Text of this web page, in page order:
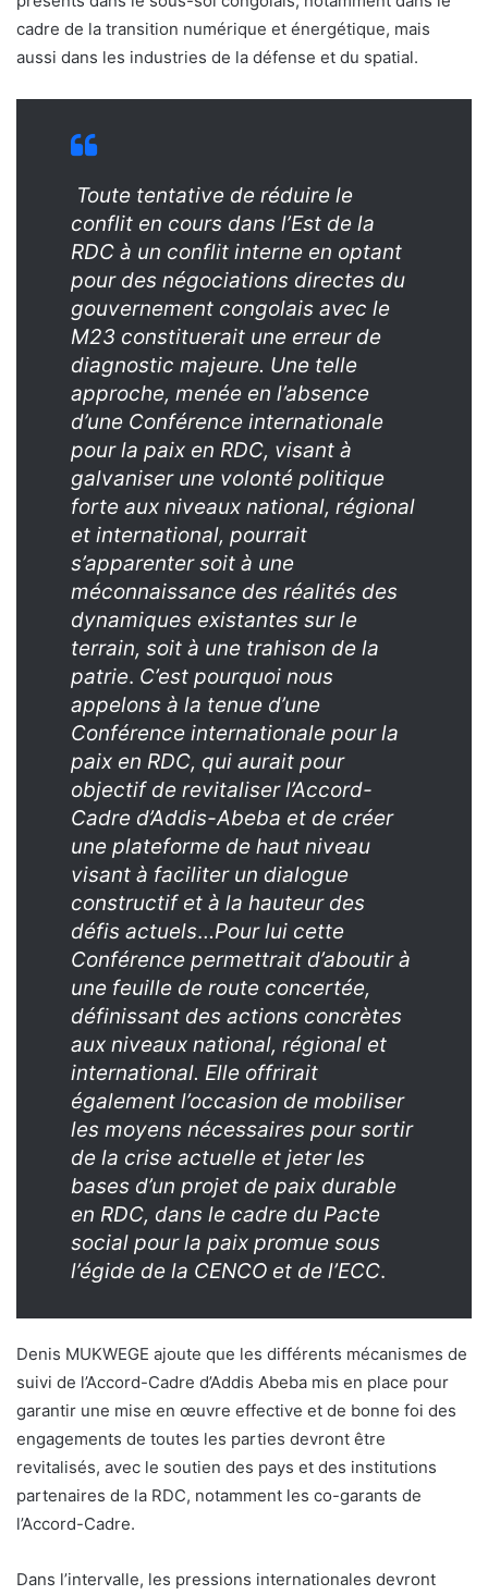
cadre de la transition numérique et énergétique, mais
aussi dans les industries de la défense et du spatial.
Toute tentative de réduire le
conflit en cours dans l’Est de la
RDC à un conflit interne en optant
pour des négociations directes du
gouvernement congolais avec le
M23 constituerait une erreur de
diagnostic majeure. Une telle
approche, menée en l’absence
d’une Conférence internationale
pour la paix en RDC, visant à
galvaniser une volonté politique
forte aux niveaux national, régional
et international, pourrait
s’apparenter soit à une
méconnaissance des réalités des
dynamiques existantes sur le
terrain, soit à une trahison de la
patrie. C’est pourquoi nous
appelons à la tenue d’une
Conférence internationale pour la
paix en RDC, qui aurait pour
objectif de revitaliser l’Accord-
Cadre d’Addis-Abeba et de créer
une plateforme de haut niveau
visant à faciliter un dialogue
constructif et à la hauteur des
défis actuels…Pour lui cette
Conférence permettrait d’aboutir à
une feuille de route concertée,
définissant des actions concrètes
aux niveaux national, régional et
international. Elle offrirait
également l’occasion de mobiliser
les moyens nécessaires pour sortir
de la crise actuelle et jeter les
bases d’un projet de paix durable
en RDC, dans le cadre du Pacte
social pour la paix promue sous
l’égide de la CENCO et de l’ECC.
Denis MUKWEGE ajoute que les différents mécanismes de
suivi de l’Accord-Cadre d’Addis Abeba mis en place pour
garantir une mise en œuvre effective et de bonne foi des
engagements de toutes les parties devront être
revitalisés, avec le soutien des pays et des institutions
partenaires de la RDC, notamment les co-garants de
l’Accord-Cadre.
Dans l’intervalle, les pressions internationales devront